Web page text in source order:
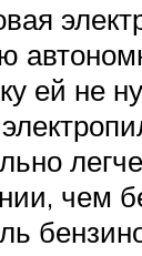
ей не
чем